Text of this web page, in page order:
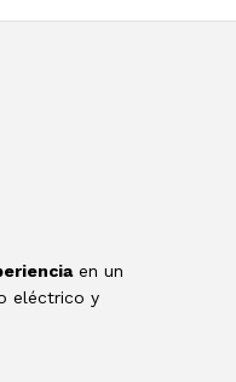
en un
eléctrico y